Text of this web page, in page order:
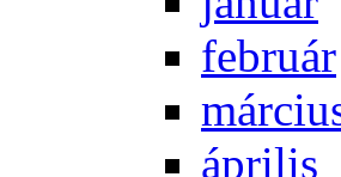
feb­ru­ár
áp­ri­lis